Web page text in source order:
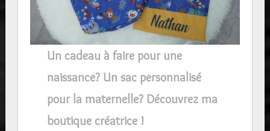
Un cadeau à faire pour une
naissance? Un sac personnalisé
pour la maternelle? Découvrez ma
boutique créatrice !